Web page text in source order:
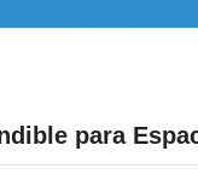
para